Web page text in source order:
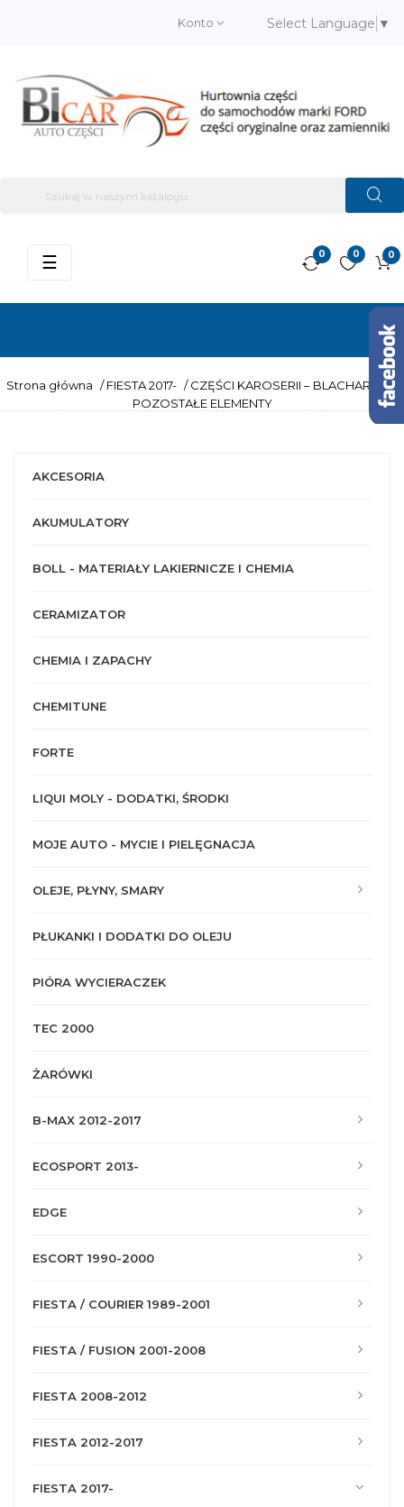
Konto Select Language ▼
0
0
0
Przełącz
☰
Strona główna / FIESTA 2017- / CZĘŚCI KAROSERII – BLACHARKA /
POZOSTAŁE ELEMENTY
AKCESORIA
AKUMULATORY
BOLL - MATERIAŁY LAKIERNICZE I CHEMIA
CERAMIZATOR
CHEMIA I ZAPACHY
CHEMITUNE
FORTE
LIQUI MOLY - DODATKI, ŚRODKI
MOJE AUTO - MYCIE I PIELĘGNACJA
OLEJE, PŁYNY, SMARY
PŁUKANKI I DODATKI DO OLEJU
PIÓRA WYCIERACZEK
TEC 2000
ŻARÓWKI
B-MAX 2012-2017
ECOSPORT 2013-
EDGE
ESCORT 1990-2000
FIESTA / COURIER 1989-2001
FIESTA / FUSION 2001-2008
FIESTA 2008-2012
FIESTA 2012-2017
FIESTA 2017-